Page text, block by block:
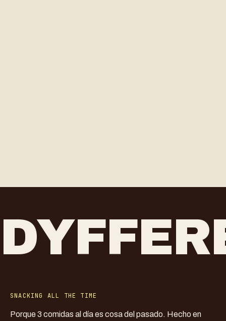
SNACKING ALL THE TIME
Porque 3 comidas al día es cosa del pasado. Hecho en